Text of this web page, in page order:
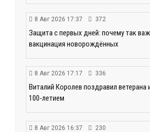
8 Авг 2026 17:37 372
Защита с первых дней: почему так
вакцинация новорождённых
8 Авг 2026 17:17 336
Виталий Королев поздравил ветерана
100-летием
8 Авг 2026 16:37 230